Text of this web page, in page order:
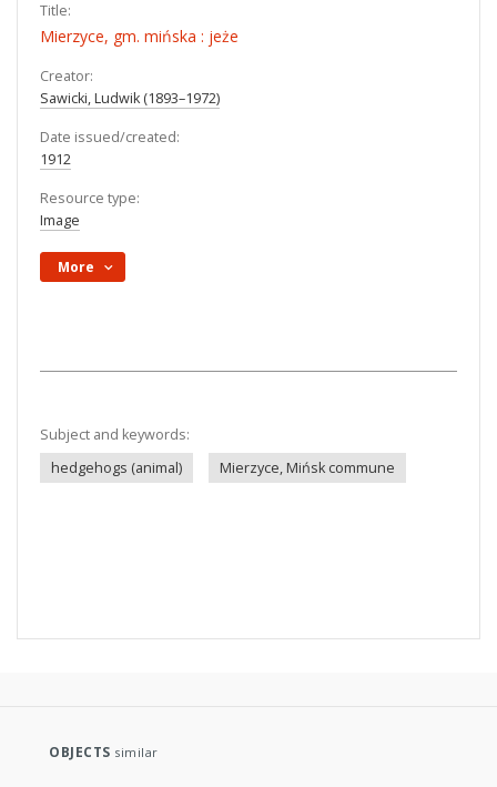
Title:
Mierzyce, gm. mińska : jeże
Creator:
Sawicki, Ludwik (1893–1972)
Date issued/created:
1912
Resource type:
Image
More
Subject and keywords:
hedgehogs (animal)
Mierzyce, Mińsk commune
OBJECTS similar